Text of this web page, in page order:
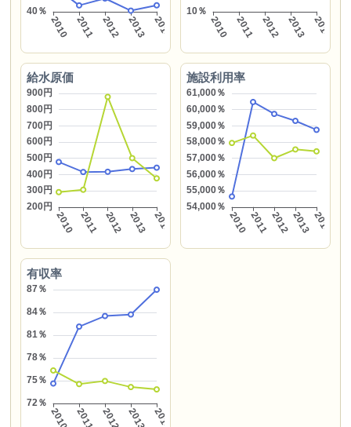
給水原価 施設利用率
有収率